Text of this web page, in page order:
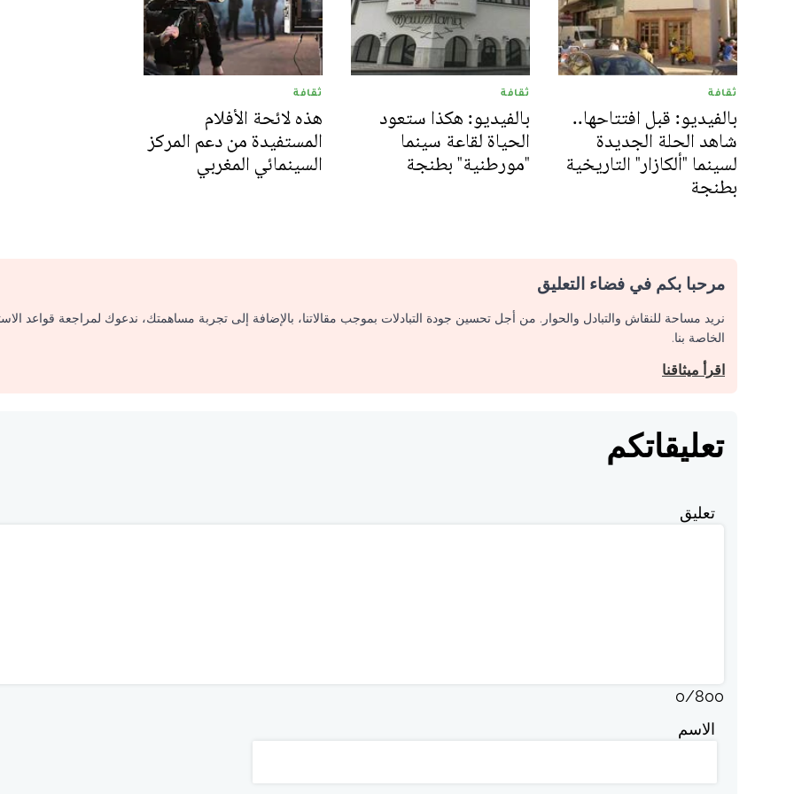
ثقافة
بالفيديو: قبل افتتاحها..
شاهد الحلة الجديدة
لسينما "ألكازار" التاريخية
بطنجة
ثقافة
بالفيديو: هكذا ستعود
الحياة لقاعة سينما
"مورطنية" بطنجة
ثقافة
هذه لائحة الأفلام
المستفيدة من دعم المركز
السينمائي المغربي
مرحبا بكم في فضاء التعليق
نريد مساحة للنقاش والتبادل والحوار. من أجل تحسين جودة التبادلات بموجب مقالاتنا، بالإضافة إلى تجربة مساهمتك، ندعوك لمراجعة قواعد
الخاصة بنا.
اقرأ ميثاقنا
تعليقاتكم
تعليق
0/800
الاسم